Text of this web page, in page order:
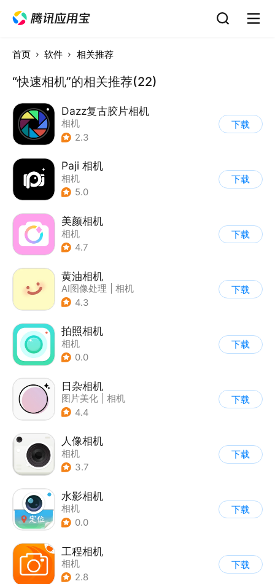
首页 软件 相关推荐
“快速相机”的相关推荐(22)
Dazz复古胶片相机
相机
2.3
下载
Paji 相机
相机
5.0
下载
美颜相机
相机
4.7
下载
黄油相机
AI图像处理
相机
4.3
下载
拍照相机
相机
0.0
下载
日杂相机
图片美化
相机
| 拼图/美化
4.4
下载
人像相机
相机
3.7
下载
水影相机
相机
0.0
下载
工程相机
相机
2.8
下载